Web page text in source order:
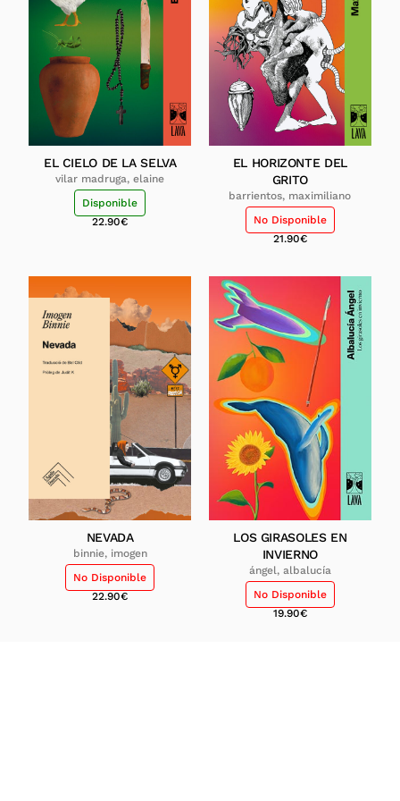
EL CIELO DE LA SELVA
vilar madruga, elaine
Disponible
22.90€
EL HORIZONTE DEL
GRITO
barrientos, maximiliano
No Disponible
21.90€
NEVADA
binnie, imogen
No Disponible
22.90€
LOS GIRASOLES EN
INVIERNO
ángel, albalucía
No Disponible
19.90€